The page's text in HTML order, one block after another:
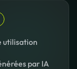
utilisation
par IA